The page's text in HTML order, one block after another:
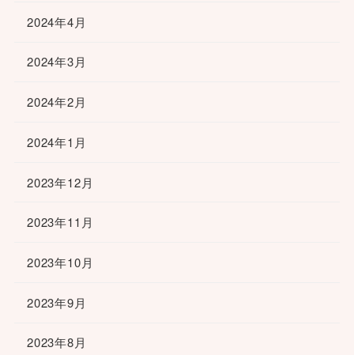
2024年4月
2024年3月
2024年2月
2024年1月
2023年12月
2023年11月
2023年10月
2023年9月
2023年8月